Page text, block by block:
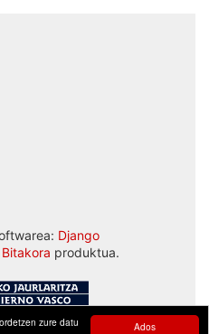
Ados
zure datu
Django
Bitakora produktua.